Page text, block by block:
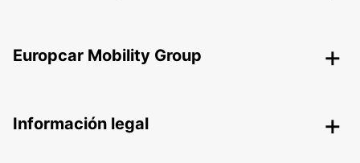
Europcar Mobility Group
Información legal